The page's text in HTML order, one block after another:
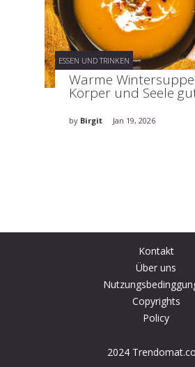
ESSEN UND TRINKEN
Warme
Körper und Seele
by Birgit Jan 19, 2026
Kontakt
Über uns
Copyrights
Policy
2024